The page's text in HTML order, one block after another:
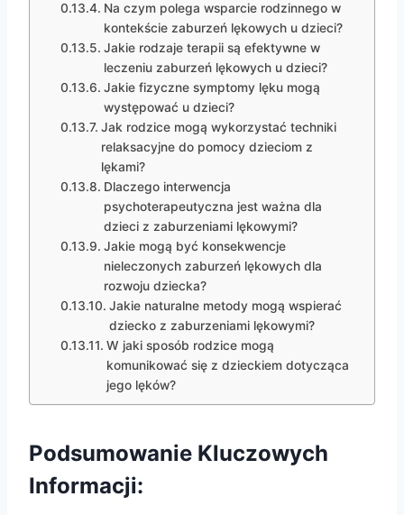
Na czym polega wsparcie rodzinnego w
kontekście zaburzeń lękowych u dzieci?
Jakie rodzaje terapii są efektywne w
leczeniu zaburzeń lękowych u dzieci?
Jakie fizyczne symptomy lęku mogą
występować u dzieci?
Jak rodzice mogą wykorzystać techniki
relaksacyjne do pomocy dzieciom z
lękami?
Dlaczego interwencja
psychoterapeutyczna jest ważna dla
dzieci z zaburzeniami lękowymi?
Jakie mogą być konsekwencje
nieleczonych zaburzeń lękowych dla
rozwoju dziecka?
Jakie naturalne metody mogą wspierać
dziecko z zaburzeniami lękowymi?
W jaki sposób rodzice mogą
komunikować się z dzieckiem dotycząca
jego lęków?
Podsumowanie Kluczowych
Informacji: